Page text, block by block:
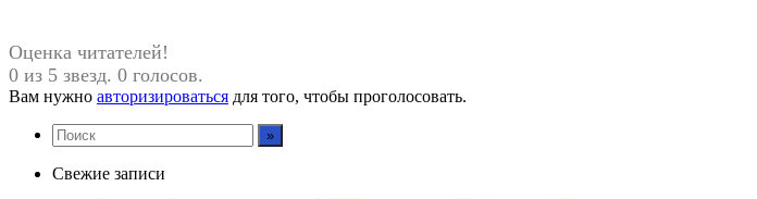
Оценка читателей!
0 из 5 звезд. 0 голосов.
Вам нужно авторизироваться для того, чтобы проголосовать.
Свежие записи